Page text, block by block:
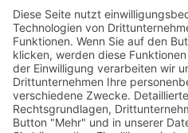
Suchmaschinenoptimierung
Kurzanleitungen
Joomla